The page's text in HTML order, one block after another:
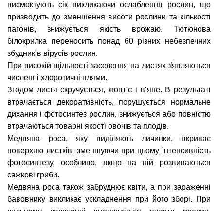
висмоктують сік викликаючи ослаблення рослин, що
призводить до зменшення висоти рослини та кількості
пагонів, знижується якість врожаю. Тютюнова
білокрилка переносить понад 60 різних небезпечних
збудників вірусів рослин.
При високій щільності заселення на листях з҆являються
численні хлоротичні плями.
Згодом листя скручується, жовтіє і в’яне. В результаті
втрачається декоративність, порушується нормальне
дихання і фотосинтез рослин, знижується або повністю
втрачаються товарні якості овочів та плодів.
Медвяна роса, яку виділяють личинки, вкриває
поверхню листків, зменшуючи при цьому інтенсивність
фотосинтезу, особливо, якщо на ній розвиваються
сажкові гриби.
Медвяна роса також забруднює квіти, а при зараженні
бавовнику викликає ускладнення при його зборі. При